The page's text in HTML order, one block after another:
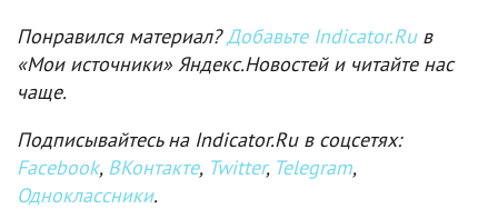
Понравился материал?Добавьте Indicator.Ruв
«Мои источники» Яндекс.Новостей и читайте нас
чаще.
Подписывайтесь на Indicator.Ru в соцсетях:
Facebook, ВКонтакте, Twitter, Telegram,
Одноклассники.